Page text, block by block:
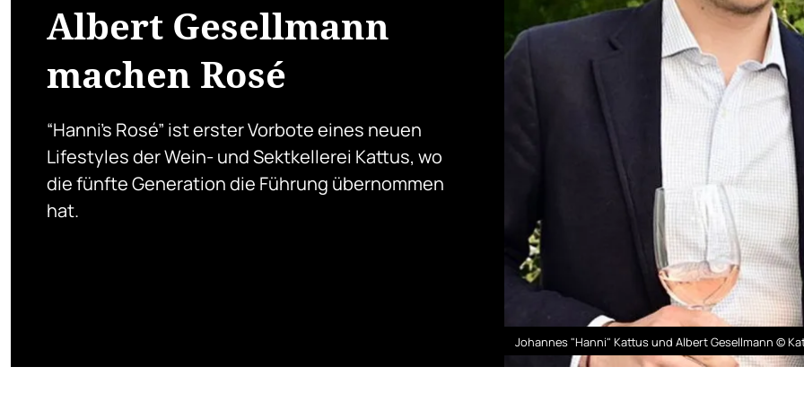
Albert Gesellmann
machen Rosé
“Hanni’s Rosé” ist erster Vorbote eines neuen
Lifestyles der Wein- und Sektkellerei Kattus, wo
die fünfte Generation die Führung übernommen
hat.
Johannes "Hanni" Kattus und Albert Gesellmann ©